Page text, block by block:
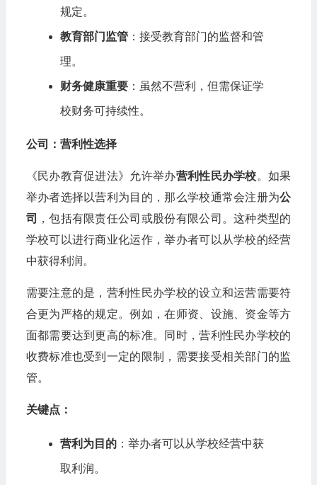
规定。
教育部门监管：接受教育部门的监督和管
理。
财务健康重要：虽然不营利，但需保证学
校财务可持续性。
公司：营利性选择
《民办教育促进法》允许举办营利性民办学校。如果
举办者选择以营利为目的，那么学校通常会注册为公
司
，包括有限责任公司或股份有限公司。这种类型的
学校可以进行商业化运作，举办者可以从学校的经营
中获得利润。
需要注意的是，营利性民办学校的设立和运营需要符
合更为严格的规定。例如，在师资、设施、资金等方
面都需要达到更高的标准。同时，营利性民办学校的
收费标准也受到一定的限制，需要接受相关部门的监
管。
关键点：
营利为目的：举办者可以从学校经营中获
取利润。